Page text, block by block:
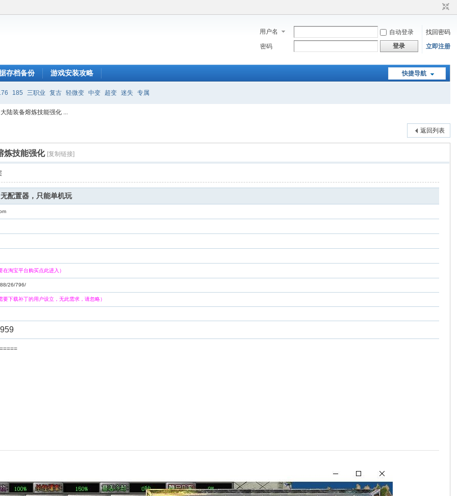
用户名 自动登录
找回密码
密码
登录 立即注册
快捷导航
存档备份 游戏安装攻略
185 三职业 复古 轻微变 中变 超变 迷失 专属
陆装备熔炼技能强化 ...
返回列表
炼技能强化 [复制链接]
配置器，只能单机玩
在淘宝平台购买点此进入）
26/796/
要下载补丁的用户设立，无此需求，请忽略）